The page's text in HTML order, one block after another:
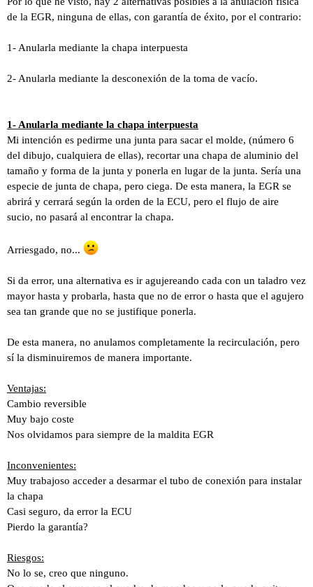
de la EGR, ninguna de ellas, con garantía de éxito, por el contrario:
1- Anularla mediante la chapa interpuesta
2- Anularla mediante la desconexión de la toma de vacío.
1- Anularla mediante la chapa interpuesta
Mi intención es pedirme una junta para sacar el molde, (número 6
del dibujo, cualquiera de ellas), recortar una chapa de aluminio del
tamaño y forma de la junta y ponerla en lugar de la junta. Sería una
especie de junta de chapa, pero ciega. De esta manera, la EGR se
abrirá y cerrará según la orden de la ECU, pero el flujo de aire
sucio, no pasará al encontrar la chapa.
Arriesgado, no...
Si da error, una alternativa es ir agujereando cada con un taladro vez
mayor hasta y probarla, hasta que no de error o hasta que el agujero
sea tan grande que no se justifique ponerla.
De esta manera, no anulamos completamente la recirculación, pero
sí la disminuiremos de manera importante.
Ventajas:
Cambio reversible
Muy bajo coste
Nos olvidamos para siempre de la maldita EGR
Inconvenientes:
Muy trabajoso acceder a desarmar el tubo de conexión para instalar
la chapa
Casi seguro, da error la ECU
Pierdo la garantía?
Riesgos:
No lo se, creo que ninguno.